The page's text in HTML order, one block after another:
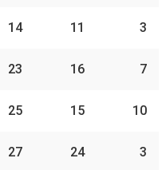
14 11 3
23 16 7
25 15 10
27 24 3